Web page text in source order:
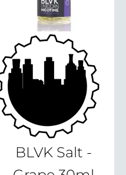
BLVK Salt -